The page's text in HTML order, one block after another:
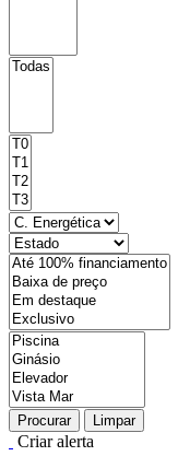
Procurar Limpar
Criar alerta